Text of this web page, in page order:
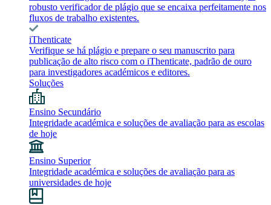
robusto verificador de plágio que se encaixa perfeitamente nos
fluxos de trabalho existentes.
iThenticate
Verifique se há plágio e prepare o seu manuscrito para
publicação de alto risco com o iThenticate, padrão de ouro
para investigadores académicos e editores.
Soluções
Ensino Secundário
Integridade académica e soluções de avaliação para as escolas
de hoje
Ensino Superior
Integridade académica e soluções de avaliação para as
universidades de hoje